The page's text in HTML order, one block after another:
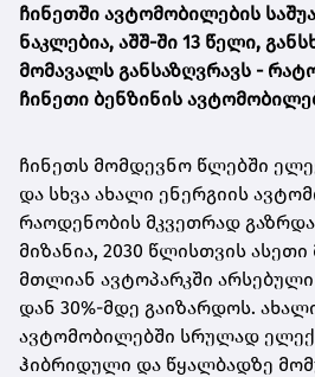
ჩინეთში ავტომობილების
ნაკლებია, აშშ-ში 13 წელი,
მომავალს განსაზღვრავს -
ჩინეთი ბენზინის
ჩინეთს მომდევნო წლებში
და სხვა ახალი ენერგიის
რაოდენობის მკვეთრად გაზრდა
მიზანია, 2030 წლისთვის
მთლიან ავტოპარკში
დან 30%-მდე გაიზარდოს.
ავტომობილებში სრულად
ჰიბრიდული და წყალბადზე